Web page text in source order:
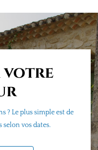
votre
? Le plus simple est de
vos dates.